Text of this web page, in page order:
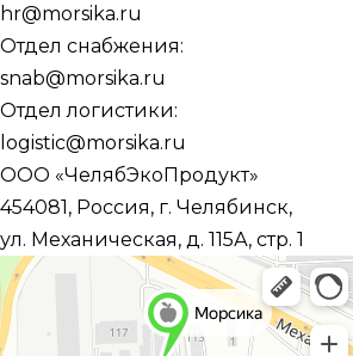
hr@morsika.ru
Отдел снабжения:
snab@morsika.ru
Отдел логистики:
logistic@morsika.ru
ООО «ЧелябЭкоПродукт»
454081, Россия, г. Челябинск,
ул. Механическая, д. 115А, стр. 1